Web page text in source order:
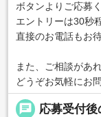
ボタンよりご応募く
エントリーは30秒
直接のお電話もお
また、ご相談があ
どうぞお気軽にお
chat 応募受付後